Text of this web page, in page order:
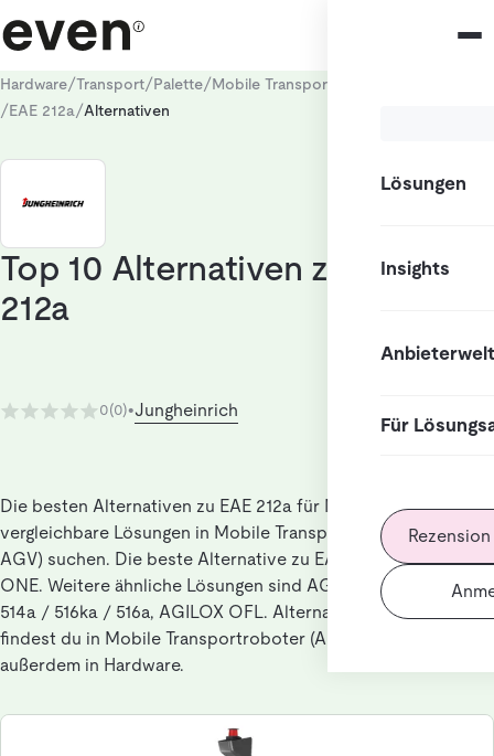
Lösungen
Insights
Anbieterwelt
Für
Hardware/Transport/Palette/Mobile Transportroboter (AMR / AGV)
/EAE 212a/Alternativen
Top 10 Alternativen zu EAE
212a
0(0)•Jungheinrich
Die besten Alternativen zu EAE 212a für Nutzer, die
vergleichbare Lösungen in Mobile Transportroboter (AMR /
AGV) suchen. Die beste Alternative zu EAE 212a ist AGILOX
ONE. Weitere ähnliche Lösungen sind AGILOX OCF, EKX
514a / 516ka / 516a, AGILOX OFL. Alternativen zu EAE 212a
findest du in Mobile Transportroboter (AMR / AGV),
außerdem in Hardware.